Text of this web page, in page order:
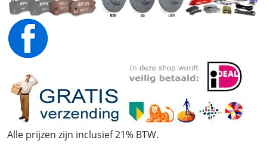
Alle prijzen zijn inclusief 21% BTW.